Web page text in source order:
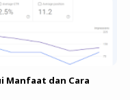
Manfaat dan Cara